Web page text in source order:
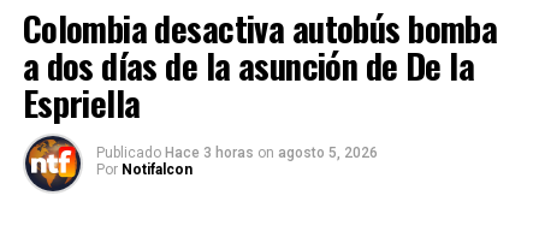
Colombia desactiva autobús bomba
a dos días de la asunción de De la
Espriella
Publicado Hace 3 horas on agosto 5, 2026
Por Notifalcon